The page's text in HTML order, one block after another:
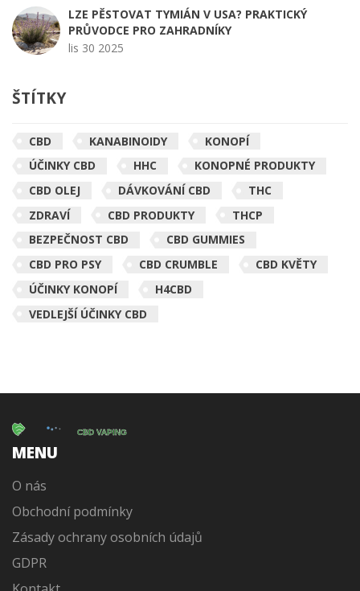
LZE PĚSTOVAT TYMIÁN V USA? PRAKTICKÝ
PRŮVODCE PRO ZAHRADNÍKY
lis 30 2025
ŠTÍTKY
CBD KANABINOIDY
KONOPÍ
ÚČINKY CBD
HHC
KONOPNÉ PRODUKTY
CBD OLEJ
DÁVKOVÁNÍ CBD
THC
ZDRAVÍ
CBD PRODUKTY
THCP
BEZPEČNOST CBD
CBD GUMMIES
CBD PRO PSY
CBD CRUMBLE
CBD KVĚTY
ÚČINKY KONOPÍ
H4CBD
VEDLEJŠÍ ÚČINKY CBD
MENU
O nás
Obchodní podmínky
Zásady ochrany osobních údajů
GDPR